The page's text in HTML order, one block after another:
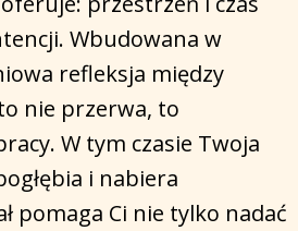
Wbudowana w
refleksja między
nie przerwa, to
W tym czasie Twoja
i nabiera
pomaga Ci nie tylko nadać